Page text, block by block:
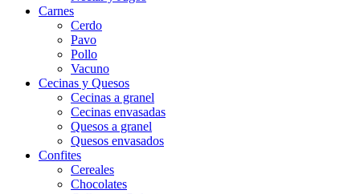
Carnes
Cerdo
Pavo
Pollo
Vacuno
Cecinas y Quesos
Cecinas a granel
Cecinas envasadas
Quesos a granel
Quesos envasados
Confites
Cereales
Chocolates